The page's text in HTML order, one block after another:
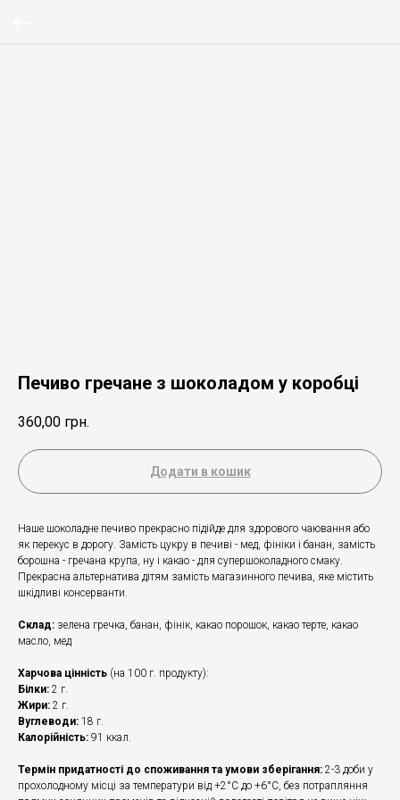
Печиво гречане з шоколадом у коробці
360,00 грн.
Додати в кошик
Наше шоколадне печиво прекрасно підійде для здорового чаювання або
як перекус в дорогу. Замість цукру в печиві - мед, фініки і банан, замість
борошна - гречана крупа, ну і какао - для супершоколадного смаку.
Прекрасна альтернатива дітям замість магазинного печива, яке містить
шкідливі консерванти.
Склад: зелена гречка, банан, фінік, какао порошок, какао терте, какао
масло, мед
Харчова цінність (на 100 г. продукту):
Білки: 2 г.
Жири: 2 г.
Вуглеводи: 18 г.
Калорійність: 91 ккал.
Термін придатності до споживання та умови зберігання: 2-3 доби у
прохолодному місці за температури від +2°С до +6°С, без потрапляння